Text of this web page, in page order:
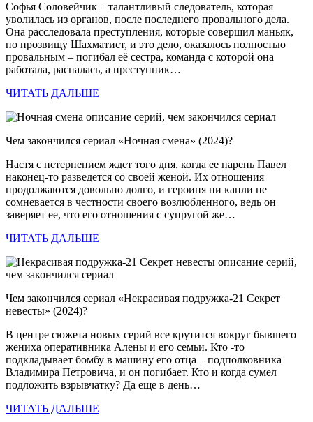
Софья Соловейчик – талантливый следователь, которая
уволилась из органов, после последнего провального дела.
Она расследовала преступления, которые совершил маньяк,
по прозвищу Шахматист, и это дело, оказалось полностью
провальным – погибал её сестра, команда с которой она
работала, распалась, а преступник…
ЧИТАТЬ ДАЛЬШЕ
Чем закончился сериал «Ночная смена» (2024)?
Настя с нетерпением ждет того дня, когда ее парень Павел
наконец-то разведется со своей женой. Их отношения
продолжаются довольно долго, и героиня ни капли не
сомневается в честности своего возлюбленного, ведь он
заверяет ее, что его отношения с супругой же…
ЧИТАТЬ ДАЛЬШЕ
Чем закончился сериал «Некрасивая подружка-21 Секрет
невесты» (2024)?
В центре сюжета новых серий все крутится вокруг бывшего
жениха оперативника Алены и его семьи. Кто -то
подкладывает бомбу в машину его отца – подполковника
Владимира Петровича, и он погибает. Кто и когда сумел
подложить взрывчатку? Да еще в день…
ЧИТАТЬ ДАЛЬШЕ